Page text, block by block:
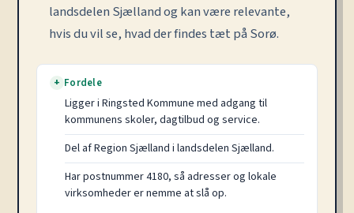
landsdelen Sjælland og kan være relevante,
hvis du vil se, hvad der findes tæt på Sorø.
+ Fordele
Ligger i Ringsted Kommune med adgang til
kommunens skoler, dagtilbud og service.
Del af Region Sjælland i landsdelen Sjælland.
Har postnummer 4180, så adresser og lokale
virksomheder er nemme at slå op.